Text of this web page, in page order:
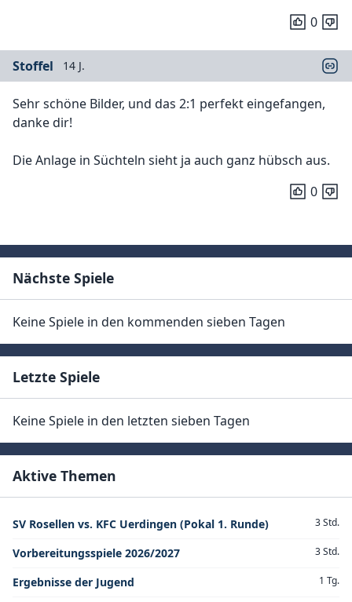
0
Stoffel 14 J.
Sehr schöne Bilder, und das 2:1 perfekt eingefangen,
danke dir!
Die Anlage in Süchteln sieht ja auch ganz hübsch aus.
0
Nächste Spiele
Keine Spiele in den kommenden sieben Tagen
Letzte Spiele
Keine Spiele in den letzten sieben Tagen
Aktive Themen
SV Rosellen vs. KFC Uerdingen (Pokal 1. Runde) 3 Std.
Vorbereitungsspiele 2026/2027 3 Std.
Ergebnisse der Jugend 1 Tg.